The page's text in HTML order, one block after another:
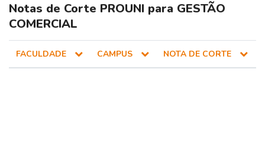
Notas de Corte PROUNI para GESTÃO
COMERCIAL
FACULDADE CAMPUS NOTA DE CORTE